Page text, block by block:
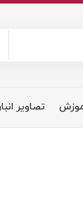
تصاویر